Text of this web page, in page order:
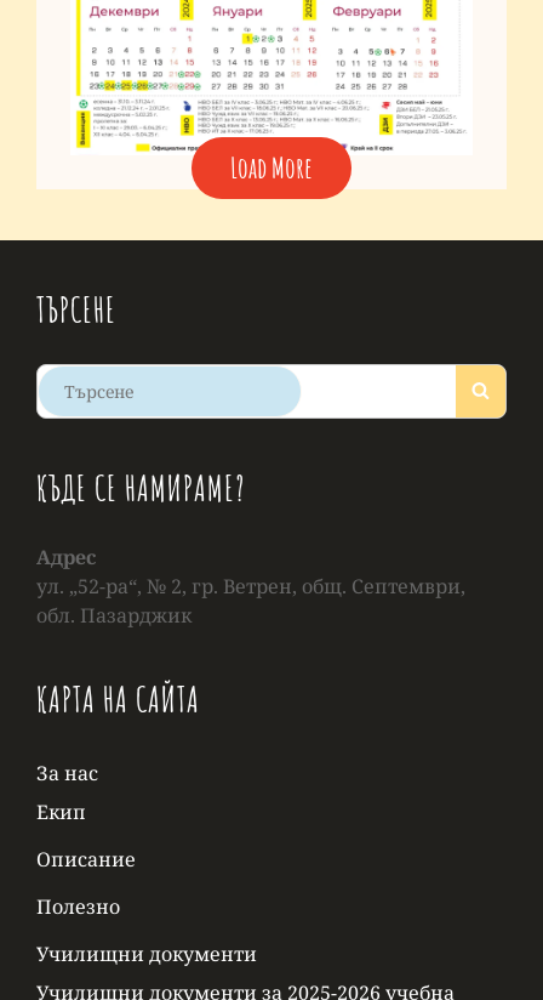
Load More
ТЪРСЕНЕ
Search
for:
КЪДЕ СЕ НАМИРАМЕ?
Адрес
ул. „52-ра“, № 2, гр. Ветрен, общ. Септември,
обл. Пазарджик
КАРТА НА САЙТА
За нас
Екип
Описание
Полезно
Училищни документи
Училищни документи за 2025-2026 учебна